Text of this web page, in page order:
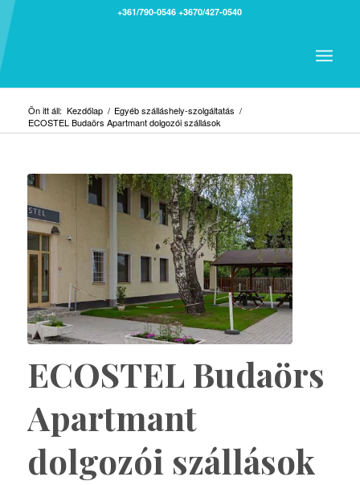
+361/790-0546 +3670/427-0540
Ön itt áll: Kezdőlap / Egyéb szálláshely-szolgáltatás /
ECOSTEL Budaörs Apartmant dolgozói szállások
ECOSTEL Budaörs
Apartmant
dolgozói szállások